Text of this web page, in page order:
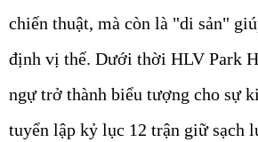
chiến thuật, mà còn là "di sản"
định vị thế. Dưới thời HLV Park
ngự trở thành biểu tượng cho sự
tuyển lập kỷ lục 12 trận giữ sạch